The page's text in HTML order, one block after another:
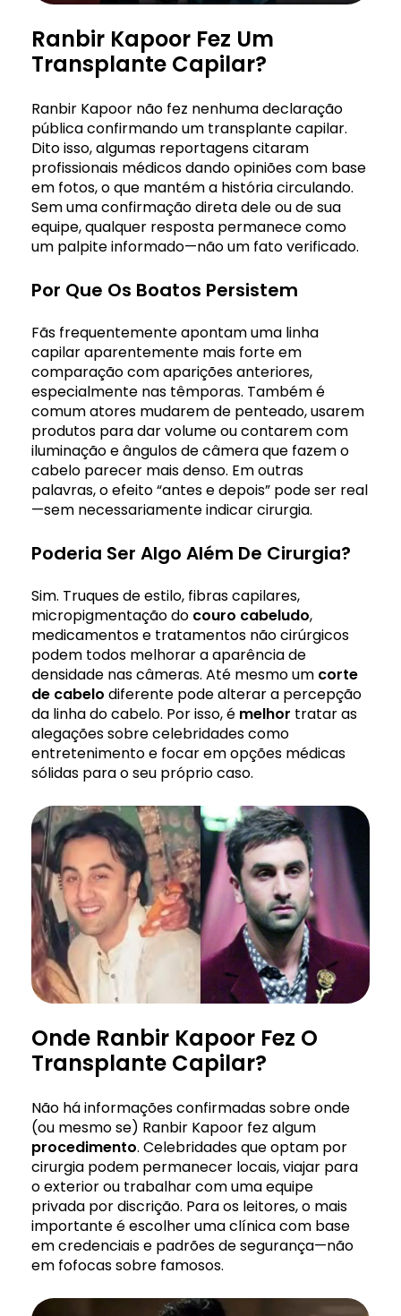
Ranbir Kapoor Fez Um
Transplante Capilar?
Ranbir Kapoor não fez nenhuma declaração
pública confirmando um transplante capilar.
Dito isso, algumas reportagens citaram
profissionais médicos dando opiniões com base
em fotos, o que mantém a história circulando.
Sem uma confirmação direta dele ou de sua
equipe, qualquer resposta permanece como
um palpite informado—não um fato verificado.
Por Que Os Boatos Persistem
Fãs frequentemente apontam uma linha
capilar aparentemente mais forte em
comparação com aparições anteriores,
especialmente nas têmporas. Também é
comum atores mudarem de penteado, usarem
produtos para dar volume ou contarem com
iluminação e ângulos de câmera que fazem o
cabelo parecer mais denso. Em outras
palavras, o efeito “antes e depois” pode ser real
—sem necessariamente indicar cirurgia.
Poderia Ser Algo Além De Cirurgia?
Sim. Truques de estilo, fibras capilares,
micropigmentação do couro cabeludo,
medicamentos e tratamentos não cirúrgicos
podem todos melhorar a aparência de
densidade nas câmeras. Até mesmo um corte
de cabelo diferente pode alterar a percepção
da linha do cabelo. Por isso, é melhor tratar as
alegações sobre celebridades como
entretenimento e focar em opções médicas
sólidas para o seu próprio caso.
Onde Ranbir Kapoor Fez O
Transplante Capilar?
Não há informações confirmadas sobre onde
(ou mesmo se) Ranbir Kapoor fez algum
procedimento. Celebridades que optam por
cirurgia podem permanecer locais, viajar para
o exterior ou trabalhar com uma equipe
privada por discrição. Para os leitores, o mais
importante é escolher uma clínica com base
em credenciais e padrões de segurança—não
em fofocas sobre famosos.